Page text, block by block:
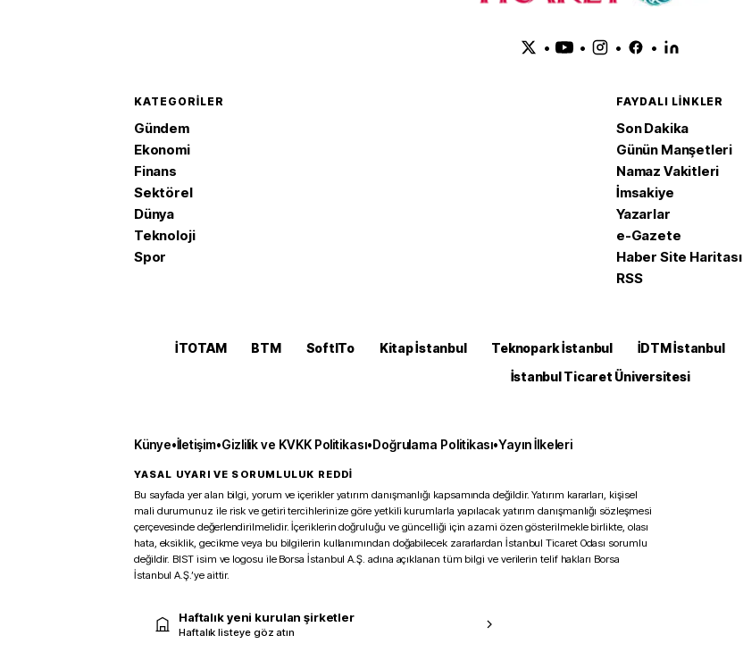
• • • •
KATEGORILER
Gündem
Ekonomi
Finans
Sektörel
Dünya
Teknoloji
Spor
FAYDALI LINKLER
Son Dakika
Günün Manşetleri
Namaz Vakitleri
İmsakiye
Yazarlar
e-Gazete
Haber Site Haritası
RSS
İTOTAM BTM SoftITo Kitap İstanbul Teknopark İstanbul İDTM İstanbul
İstanbul Ticaret Üniversitesi
Künye•İletişim•Gizlilik ve KVKK Politikası•Doğrulama Politikası•Yayın İlkeleri
YASAL UYARI VE SORUMLULUK REDDİ
Bu sayfada yer alan bilgi, yorum ve içerikler yatırım danışmanlığı kapsamında değildir. Yatırım kararları, kişisel
mali durumunuz ile risk ve getiri tercihlerinize göre yetkili kurumlarla yapılacak yatırım danışmanlığı sözleşmesi
çerçevesinde değerlendirilmelidir. İçeriklerin doğruluğu ve güncelliği için azami özen gösterilmekle birlikte, olası
hata, eksiklik, gecikme veya bu bilgilerin kullanımından doğabilecek zararlardan İstanbul Ticaret Odası sorumlu
değildir. BIST isim ve logosu ile Borsa İstanbul A.Ş. adına açıklanan tüm bilgi ve verilerin telif hakları Borsa
İstanbul A.Ş.’ye aittir.
Haftalık yeni kurulan şirketler
Haftalık listeye göz atın